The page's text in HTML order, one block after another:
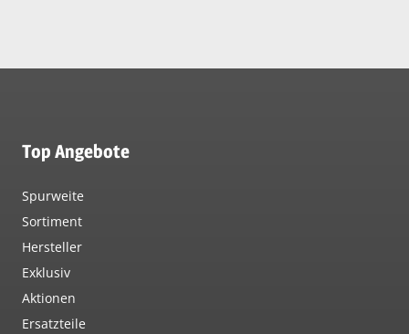
Top Angebote
Spurweite
Sortiment
Hersteller
Exklusiv
Aktionen
Ersatzteile